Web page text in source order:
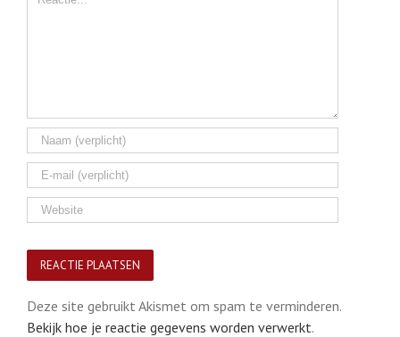
Deze site gebruikt Akismet om spam te verminderen.
Bekijk hoe je reactie gegevens worden verwerkt.